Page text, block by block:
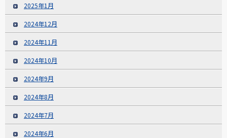
2025年1月
2024年12月
2024年11月
2024年10月
2024年9月
2024年8月
2024年7月
2024年6月